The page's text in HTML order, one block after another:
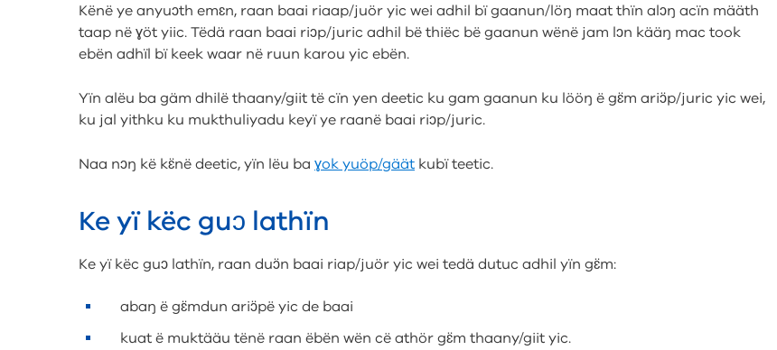
Kënë ye anyuɔth emɛn, raan baai riaap/juör yic wei adhil bï gaanun/löŋ maat thïn alɔŋ acïn määth
taap në ɣöt yiic. Tëdä raan baai riɔp/juric adhil bë thiëc bë gaanun wënë jam lɔn kääŋ mac took
ebën adhïl bï keek waar në ruun karou yic ebën.
Yïn alëu ba gäm dhilë thaany/giit të cïn yen deetic ku gam gaanun ku lööŋ ë gɛ̈m ariɔ̈p/juric yic wei,
ku jal yithku ku mukthuliyadu keyï ye raanë baai riɔp/juric.
Naa nɔŋ kë kɛ̈në deetic, yïn lëu ba ɣok yuöp/gäät kubï teetic.
Ke yï këc guɔ lathïn
Ke yï këc guɔ lathïn, raan duɔ̈n baai riap/juör yic wei tedä dutuc adhil yïn gɛ̈m:
abaŋ ë gɛ̈mdun ariɔ̈pë yic de baai
kuat ë muktääu tënë raan ëbën wën cë athör gɛ̈m thaany/giit yic.